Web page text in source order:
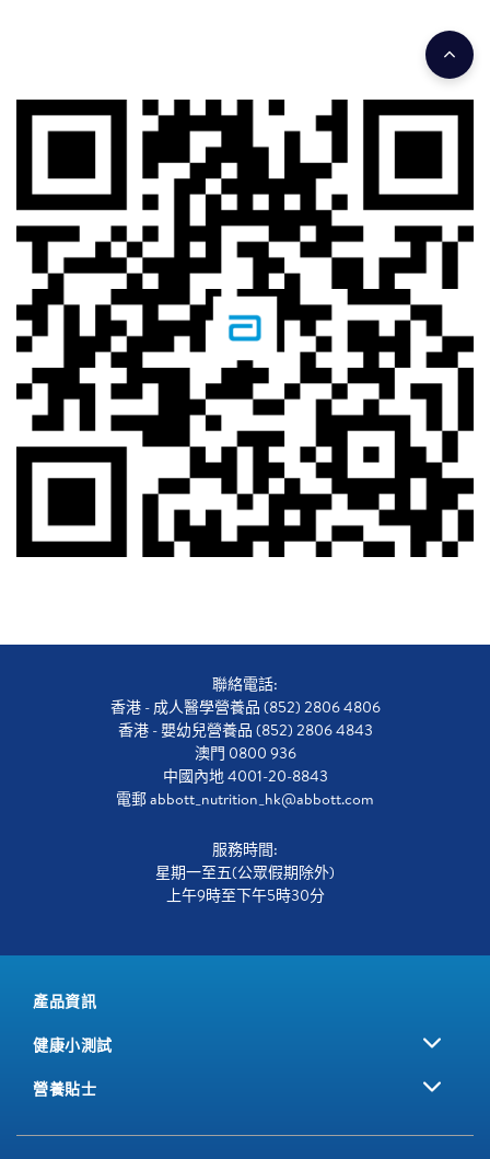
聯絡電話:
香港 - 成人醫學營養品 (852) 2806 4806
香港 - 嬰幼兒營養品 (852) 2806 4843
澳門 0800 936
中國內地 4001-20-8843
電郵abbott_nutrition_hk@abbott.com
服務時間:
星期一至五(公眾假期除外)
上午9時至下午5時30分
產品資訊
健康小測試
營養貼士